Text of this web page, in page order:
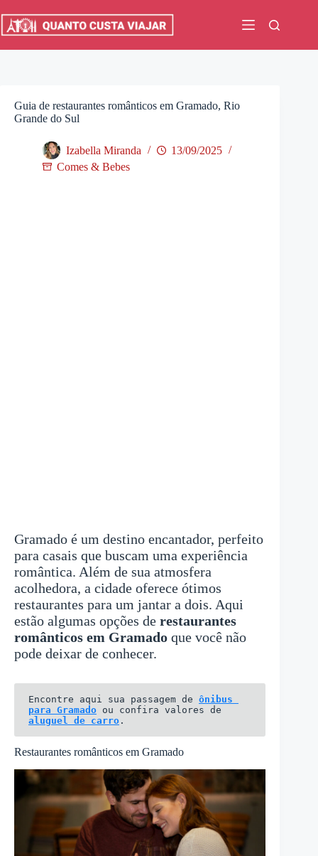
para
Guia de restaurantes românticos em Gramado, Rio
Grande do Sul
Izabella Miranda
13/09/2025
Comes & Bebes
Gramado é um destino encantador, perfeito
para casais que buscam uma experiência
romântica. Além de sua atmosfera
acolhedora, a cidade oferece ótimos
restaurantes para um jantar a dois. Aqui
estão algumas opções de restaurantes
românticos em Gramado que você não
pode deixar de conhecer.
Encontre aqui sua passagem de ônibus
para Gramado
aluguel de carro .
Restaurantes românticos em Gramado